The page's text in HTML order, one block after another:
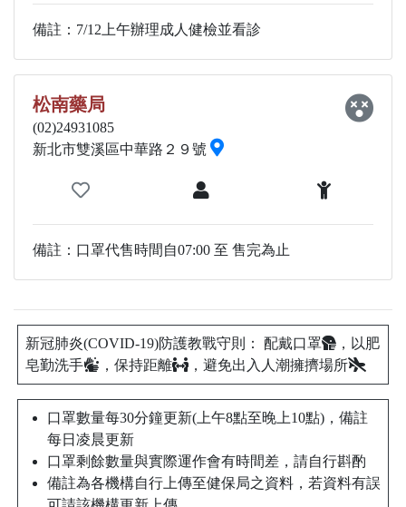
備註：7/12上午辦理成人健檢並看診
松南藥局
(02)24931085
新北市雙溪區中華路２９號
備註：口罩代售時間自07:00 至 售完為止
新冠肺炎(COVID-19)防護教戰守則： 配戴口罩
，以肥
皂勤洗手
，保持距離 ，避免出入人潮擁擠場所
口罩數量每30分鐘更新(上午8點至晚上10點)，備註
每日凌晨更新
口罩剩餘數量與實際運作會有時間差，請自行斟酌
備註為各機構自行上傳至健保局之資料，若資料有誤